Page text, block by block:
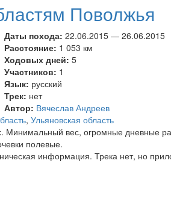
Поволжья
Даты похода:22.06.2015 —26.06.2015
Расстояние: 1 053 км
Ходовых дней:5
Участников: 1
Язык: русский
Трек: нет
Автор: Вячеслав Андреев
, Ульяновская область
Минимальный вес, огромные дневные
полевые.
информация. Трека нет, но